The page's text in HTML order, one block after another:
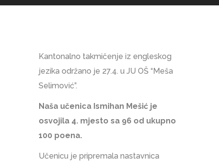
Kantonalno takmičenje iz engleskog
jezika održano je 27.4. u JU OŠ “Meša
Selimović”.
Naša učenica Ismihan Mešić je
osvojila 4. mjesto sa 96 od ukupno
100 poena.
Učenicu je pripremala nastavnica